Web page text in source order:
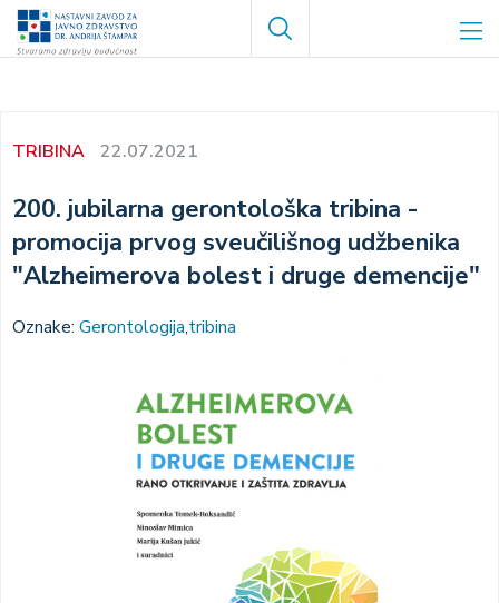
Skoči
Search
TRIBINA 22.07.2021
200. jubilarna gerontološka tribina -
promocija prvog sveučilišnog udžbenika
"Alzheimerova bolest i druge demencije"
Oznake: Gerontologija tribina